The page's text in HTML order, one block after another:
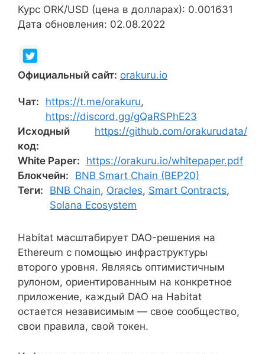
Курс ORK/USD (цена в долларах): 0.001631
Дата обновления: 02.08.2022
Официальный сайт: orakuru.io
Чат: https://t.me/orakuru,
https://discord.gg/gQaRSPhE23
Исходный
код:
https://github.com/orakurudata/
White Paper:
https://orakuru.io/whitepaper.pdf
Блокчейн:
BNB Smart Chain (BEP20)
Теги:
BNB Chain, Oracles, Smart Contracts,
Solana Ecosystem
Habitat масштабирует DAO-решения на
Ethereum с помощью инфраструктуры
второго уровня. Являясь оптимистичным
рулоном, ориентированным на конкретное
приложение, каждый DAO на Habitat
остается независимым — свое сообщество,
свои правила, свой токен.